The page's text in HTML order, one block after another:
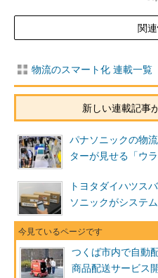
関
物流のスマート化 連載一覧
新しい連載記事
パナソニックの物
ターが見せる「ウラ
トヨタダイハツス
ソニックがシステ
つくば市内で自動
商品配送サービス